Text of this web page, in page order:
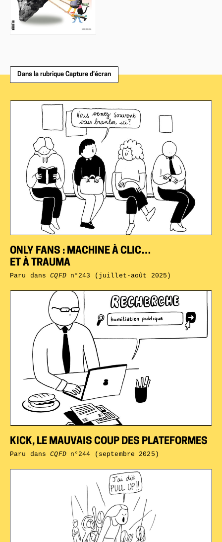
Dans la rubrique Capture d’écran
KICK, LE MAUVAIS COUP DES PLATEFORMES
Paru dansCQFDn°244 (septembre 2025)
ONLY FANS : MACHINE À CLIC…
ET À TRAUMA
Paru dansCQFDn°243 (juillet-août 2025)